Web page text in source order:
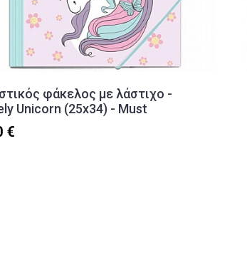
φάκελος με λάστιχο -
Unicorn (25x34) - Must
€